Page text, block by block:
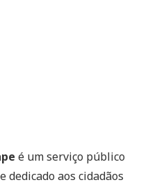
é um serviço público
dedicado aos cidadãos